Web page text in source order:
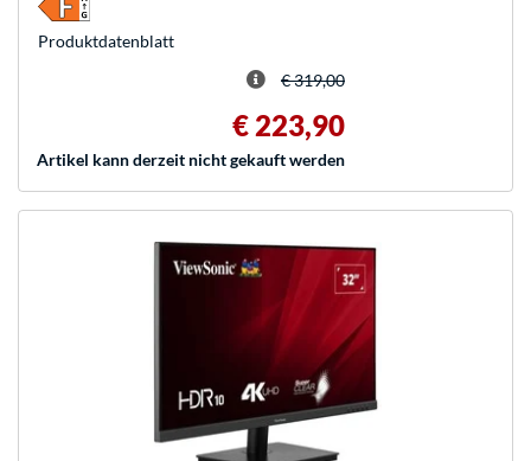
€ 319,00
€ 223,90
Artikel kann derzeit nicht gekauft werden
Produkt­datenblatt